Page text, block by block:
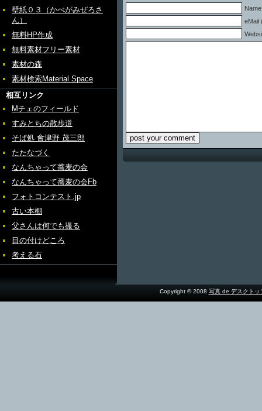
壁紙０３（かべがみぜろさ
ん）
無料HP作成
無料素材フリー素材
素材の森
素材検索Material Space
相互リンク
Mチェのフィールド
すみとちの散歩道
そば処 會津野 茂三郎
たたなづく
なんちゃって蕎麦の会
なんちゃって蕎麦の会Fb
フォトコンテスト.jp
古い本棚
父さんは何でも撮る
目の付けどころ
考える石
eMail
Copyright © 2008 写真 de デスクトッ